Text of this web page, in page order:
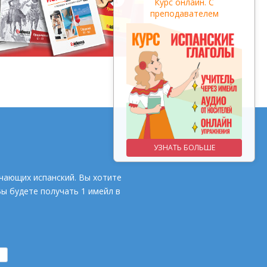
заговори за 3 месяца
преподавателем
УЗНАТЬ БОЛЬШЕ
испанский. Вы хотите
будете получать 1 имейл в